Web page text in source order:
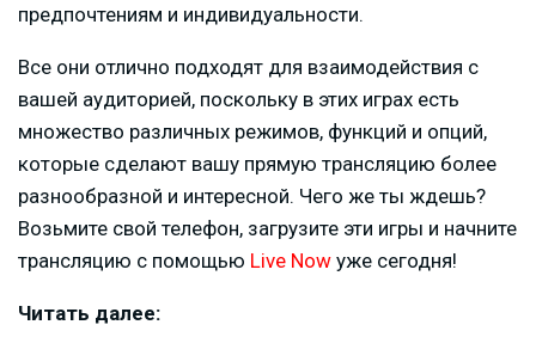
предпочтениям и индивидуальности.
Все они отлично подходят для взаимодействия с
вашей аудиторией, поскольку в этих играх есть
множество различных режимов, функций и опций,
которые сделают вашу прямую трансляцию более
разнообразной и интересной. Чего же ты ждешь?
Возьмите свой телефон, загрузите эти игры и начните
трансляцию с помощью Live Now уже сегодня!
Читать далее: